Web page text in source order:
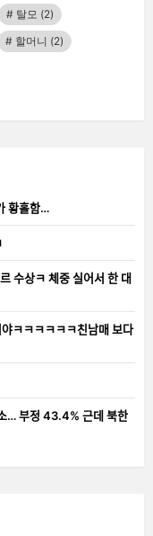
탈모 (2)
할머니 (2)
황홀함…
수상ㅋ 체중 실어서 한 대
ㅋㅋㅋㅋㅋㅋ친남매 보다
부정 43.4% 근데 북한